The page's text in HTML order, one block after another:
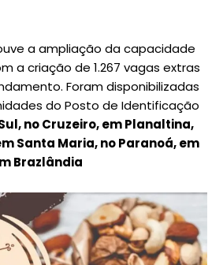
a ampliação da capacidade
a criação de 1.267 vagas extras
Foram disponibilizadas
do Posto de Identificação
no Cruzeiro, em Planaltina,
Santa Maria, no Paranoá, em
Brazlândia